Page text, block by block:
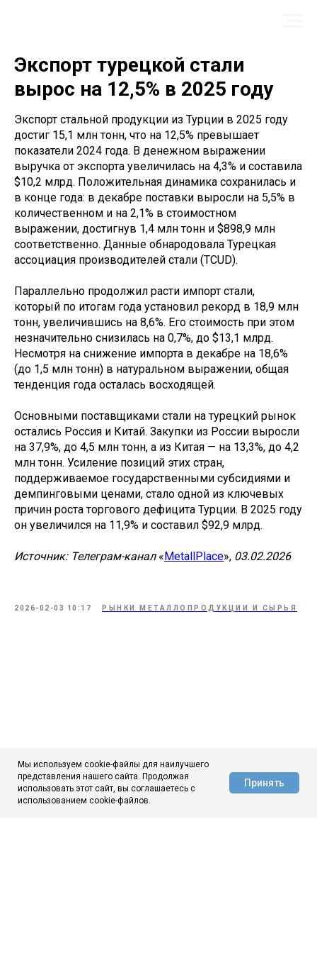
Экспорт турецкой стали
вырос на 12,5% в 2025 году
Экспорт стальной продукции из Турции в 2025 году
достиг 15,1 млн тонн, что на 12,5% превышает
показатели 2024 года. В денежном выражении
выручка от экспорта увеличилась на 4,3% и составила
$10,2 млрд. Положительная динамика сохранилась и
в конце года: в декабре поставки выросли на 5,5% в
количественном и на 2,1% в стоимостном
выражении, достигнув 1,4 млн тонн и $898,9 млн
соответственно. Данные обнародовала Турецкая
ассоциация производителей стали (TCUD).
Параллельно продолжил расти импорт стали,
который по итогам года установил рекорд в 18,9 млн
тонн, увеличившись на 8,6%. Его стоимость при этом
незначительно снизилась на 0,7%, до $13,1 млрд.
Несмотря на снижение импорта в декабре на 18,6%
(до 1,5 млн тонн) в натуральном выражении, общая
тенденция года осталась восходящей.
Основными поставщиками стали на турецкий рынок
остались Россия и Китай. Закупки из России выросли
на 37,9%, до 4,5 млн тонн, а из Китая — на 13,3%, до 4,2
млн тонн. Усиление позиций этих стран,
поддерживаемое государственными субсидиями и
демпинговыми ценами, стало одной из ключевых
причин роста торгового дефицита Турции. В 2025 году
он увеличился на 11,9% и составил $92,9 млрд.
Источник: Телеграм-канал «MetallPlace», 03.02.2026
2026-02-03 10:17 РЫНКИ МЕТАЛЛОПРОДУКЦИИ И СЫРЬЯ
АЦ ЦНИИчермет
Мы используем cookie-файлы для наилучшего
представления нашего сайта. Продолжая
использовать этот сайт, вы соглашаетесь с
использованием cookie-файлов.
Принять